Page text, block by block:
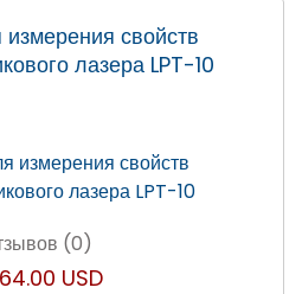
свойств
лазера LPT-10
(0)
USD